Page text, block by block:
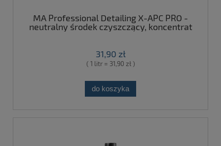
MA Professional Detailing X-APC PRO -
neutralny środek czyszczący, koncentrat
31,90 zł
( 1 litr = 31,90 zł )
do koszyka